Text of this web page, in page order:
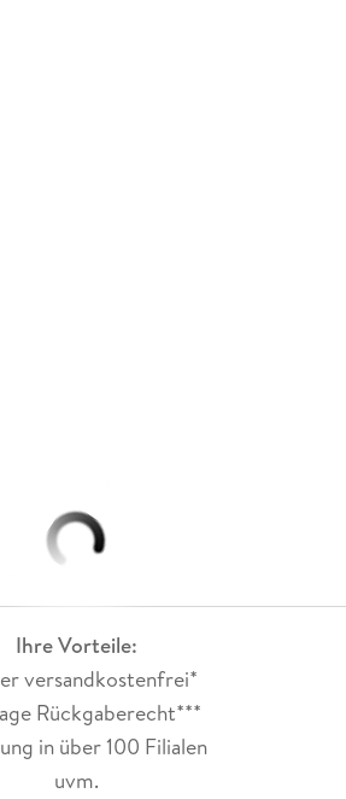
Ihre Vorteile:
versandkostenfrei*
Rückgaberecht***
in über 100 Filialen
uvm.